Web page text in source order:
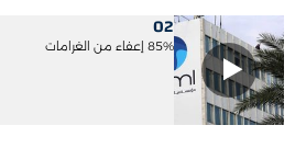
02
85% إعفاء من الغرامات